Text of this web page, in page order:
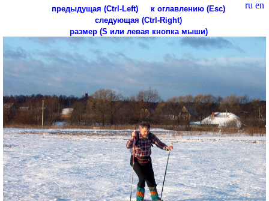
ru en
предыдущая (Ctrl-Left)
к оглавлению (Esc)
следующая (Ctrl-Right)
размер (S или левая кнопка мыши)